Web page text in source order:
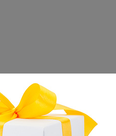
colpi/min